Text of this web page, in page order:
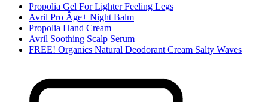
Propolia Gel For Lighter Feeling Legs
Avril Pro Âge+ Night Balm
Propolia Hand Cream
Avril Soothing Scalp Serum
FREE! Organics Natural Deodorant Cream Salty Waves